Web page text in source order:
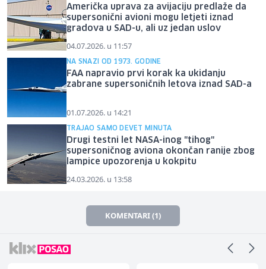
Američka uprava za avijaciju predlaže da
supersonični avioni mogu letjeti iznad
gradova u SAD-u, ali uz jedan uslov
04.07.2026. u 11:57
NA SNAZI OD 1973. GODINE
FAA napravio prvi korak ka ukidanju
zabrane supersoničnih letova iznad SAD-a
01.07.2026. u 14:21
TRAJAO SAMO DEVET MINUTA
Drugi testni let NASA-inog "tihog"
supersoničnog aviona okončan ranije zbog
lampice upozorenja u kokpitu
24.03.2026. u 13:58
KOMENTARI (1)